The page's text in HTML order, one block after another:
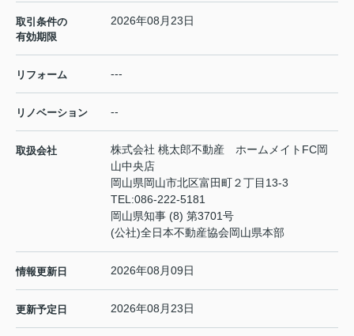
取引条件の
有効期限
2026年08月23日
リフォーム ---
リノベーション --
取扱会社
株式会社 桃太郎不動産 ホームメイトFC岡
山中央店
岡山県岡山市北区富田町２丁目13-3
TEL:086-222-5181
岡山県知事 (8) 第3701号
(公社)全日本不動産協会岡山県本部
情報更新日 2026年08月09日
更新予定日 2026年08月23日